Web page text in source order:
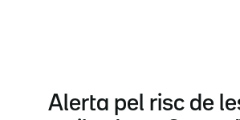
Alerta pel risc de